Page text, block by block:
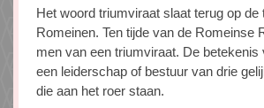
Het woord triumviraat slaat terug op de
Romeinen. Ten tijde van de Romeinse
men van een triumviraat. De betekenis
een leiderschap of bestuur van drie
die aan het roer staan.